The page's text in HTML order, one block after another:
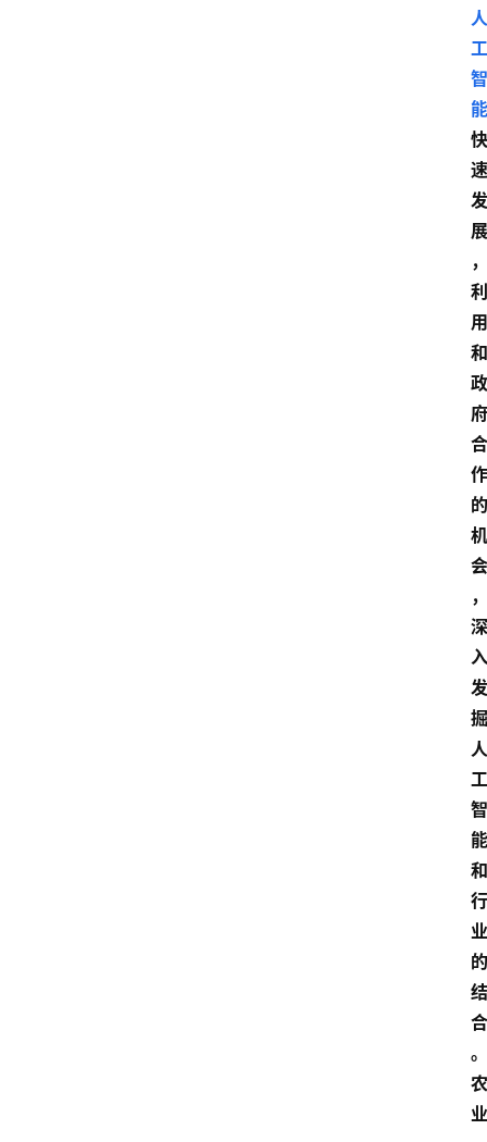
人
工
智
能
快
速
发
展
，
利
用
和
政
府
合
作
的
机
会
，
深
入
发
掘
人
工
智
能
和
行
业
的
结
合
。
农
业